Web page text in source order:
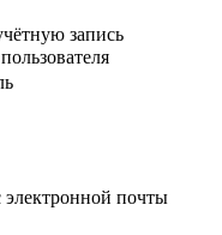
запись
почты